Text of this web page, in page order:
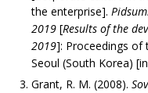
the enterprise].
2019 [Results of the
2019]: Proceedings of
Seoul (South Korea)
Grant, R. M. (2008).